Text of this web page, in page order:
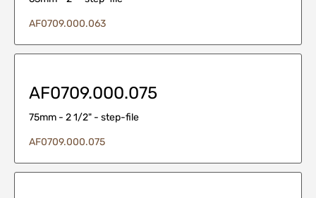
AF0709.000.063
AF0709.000.075
75mm - 2 1/2" - step-file
AF0709.000.075